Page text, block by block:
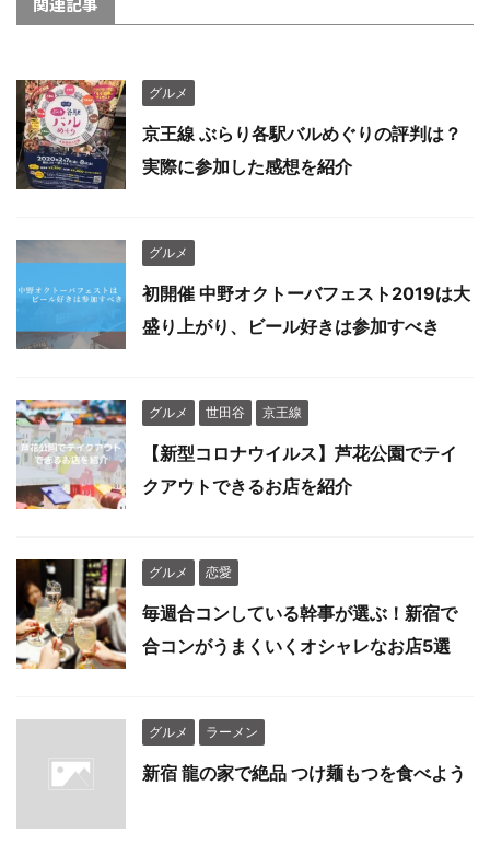
グルメ
京王線 ぶらり各駅バルめぐりの評判は？
実際に参加した感想を紹介
グルメ
初開催 中野オクトーバフェスト2019は大
盛り上がり、ビール好きは参加すべき
グルメ 世田谷 京王線
【新型コロナウイルス】芦花公園でテイ
クアウトできるお店を紹介
グルメ 恋愛
毎週合コンしている幹事が選ぶ！新宿で
合コンがうまくいくオシャレなお店5選
グルメ ラーメン
新宿 龍の家で絶品 つけ麺もつを食べよう